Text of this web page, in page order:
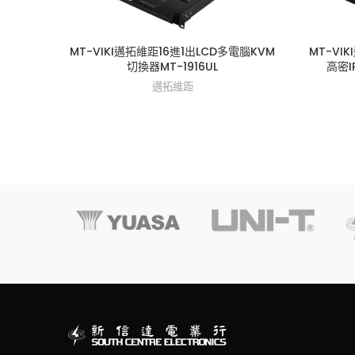
MT-VIKI邁拓維距16進1出LCD多電腦KVM
切換器MT-1916UL
邁拓維距
MT-VIKI
高密